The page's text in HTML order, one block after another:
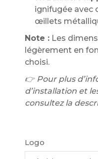
ignifugée avec
œillets
Note : Les
légèrement en
choisi.
👉 Pour plus
d’installation et
consultez la
Logo